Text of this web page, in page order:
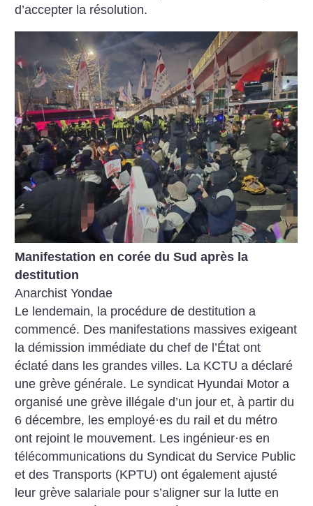
d’accepter la résolution.
Manifestation en corée du Sud après la
destitution
Anarchist Yondae
Le lendemain, la procédure de destitution a
commencé. Des manifestations massives exigeant
la démission immédiate du chef de l’État ont
éclaté dans les grandes villes. La KCTU a déclaré
une ­grève générale. Le syndicat ­Hyundai Motor a
organisé une grève illégale d’un jour et, à partir du
6 décembre, les employé·es du rail et du métro
ont rejoint le mouvement. Les ingénieur·es en
télécommunications du Syndicat du Service Public
et des Transports (KPTU) ont également ajusté
leur grève salariale pour s’aligner sur la lutte en